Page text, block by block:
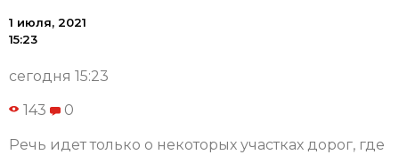
1 июля, 2021
15:23
сегодня 15:23
143 0
Речь идет только о некоторых участках дорог, где